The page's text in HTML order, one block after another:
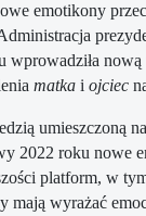
emotikony
wprowadziła
matka i ojciec
umieszczoną
2022 roku nowe
platform, w
mają wyrażać